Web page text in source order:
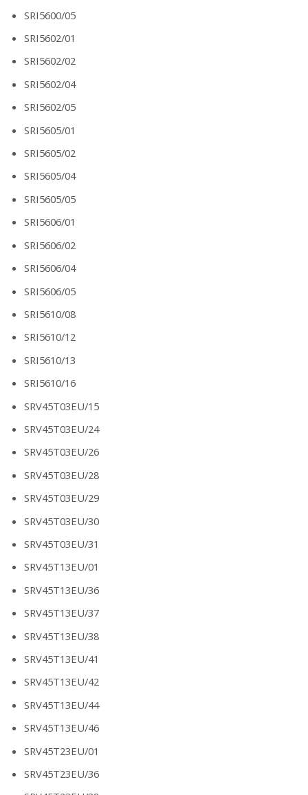
SRI5600/05
SRI5602/01
SRI5602/02
SRI5602/04
SRI5602/05
SRI5605/01
SRI5605/02
SRI5605/04
SRI5605/05
SRI5606/01
SRI5606/02
SRI5606/04
SRI5606/05
SRI5610/08
SRI5610/12
SRI5610/13
SRI5610/16
SRV45T03EU/15
SRV45T03EU/24
SRV45T03EU/26
SRV45T03EU/28
SRV45T03EU/29
SRV45T03EU/30
SRV45T03EU/31
SRV45T13EU/01
SRV45T13EU/36
SRV45T13EU/37
SRV45T13EU/38
SRV45T13EU/41
SRV45T13EU/42
SRV45T13EU/44
SRV45T13EU/46
SRV45T23EU/01
SRV45T23EU/36